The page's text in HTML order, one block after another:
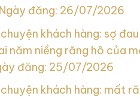
Ngày đăng: 26/07/2026
khách hàng: sợ
năm niềng răng hô của
đăng: 25/07/2026
khách hàng: mất